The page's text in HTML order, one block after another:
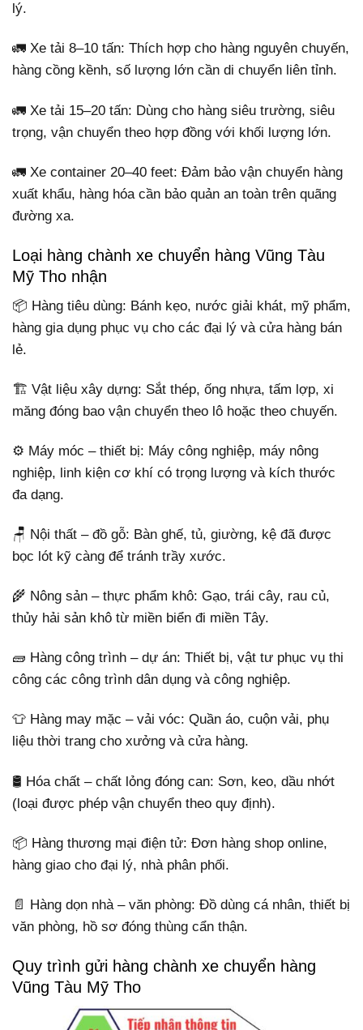
lý.
🚛 Xe tải 8–10 tấn: Thích hợp cho hàng nguyên chuyến,
hàng cồng kềnh, số lượng lớn cần di chuyển liên tỉnh.
🚛 Xe tải 15–20 tấn: Dùng cho hàng siêu trường, siêu
trọng, vận chuyển theo hợp đồng với khối lượng lớn.
🚛 Xe container 20–40 feet: Đảm bảo vận chuyển hàng
xuất khẩu, hàng hóa cần bảo quản an toàn trên quãng
đường xa.
Loại hàng chành xe chuyển hàng Vũng Tàu
Mỹ Tho nhận
📦 Hàng tiêu dùng: Bánh kẹo, nước giải khát, mỹ phẩm,
hàng gia dụng phục vụ cho các đại lý và cửa hàng bán
lẻ.
🏗️ Vật liệu xây dựng: Sắt thép, ống nhựa, tấm lợp, xi
măng đóng bao vận chuyển theo lô hoặc theo chuyến.
⚙️ Máy móc – thiết bị: Máy công nghiệp, máy nông
nghiệp, linh kiện cơ khí có trọng lượng và kích thước
đa dạng.
🪑 Nội thất – đồ gỗ: Bàn ghế, tủ, giường, kệ đã được
bọc lót kỹ càng để tránh trầy xước.
🌾 Nông sản – thực phẩm khô: Gạo, trái cây, rau củ,
thủy hải sản khô từ miền biển đi miền Tây.
🧱 Hàng công trình – dự án: Thiết bị, vật tư phục vụ thi
công các công trình dân dụng và công nghiệp.
👕 Hàng may mặc – vải vóc: Quần áo, cuộn vải, phụ
liệu thời trang cho xưởng và cửa hàng.
🛢️ Hóa chất – chất lỏng đóng can: Sơn, keo, dầu nhớt
(loại được phép vận chuyển theo quy định).
📦 Hàng thương mại điện tử: Đơn hàng shop online,
hàng giao cho đại lý, nhà phân phối.
📄 Hàng dọn nhà – văn phòng: Đồ dùng cá nhân, thiết bị
văn phòng, hồ sơ đóng thùng cẩn thận.
Quy trình gửi hàng chành xe chuyển hàng
Vũng Tàu Mỹ Tho